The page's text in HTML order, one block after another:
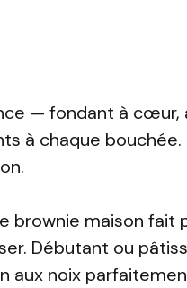
— fondant à cœur,
à chaque bouchée.
brownie maison fait
Débutant ou
aux noix